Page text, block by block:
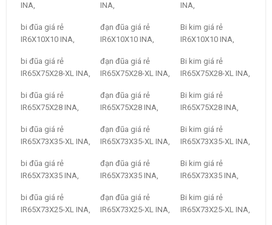
INA,
INA,
INA,
bi đũa giá rẻ
IR6X10X10 INA,
đạn đũa giá rẻ
IR6X10X10 INA,
Bi kim giá rẻ
IR6X10X10 INA,
bi đũa giá rẻ
IR65X75X28-XL INA,
đạn đũa giá rẻ
IR65X75X28-XL INA,
Bi kim giá rẻ
IR65X75X28-XL INA,
bi đũa giá rẻ
IR65X75X28 INA,
đạn đũa giá rẻ
IR65X75X28 INA,
Bi kim giá rẻ
IR65X75X28 INA,
bi đũa giá rẻ
IR65X73X35-XL INA,
đạn đũa giá rẻ
IR65X73X35-XL INA,
Bi kim giá rẻ
IR65X73X35-XL INA,
bi đũa giá rẻ
IR65X73X35 INA,
đạn đũa giá rẻ
IR65X73X35 INA,
Bi kim giá rẻ
IR65X73X35 INA,
bi đũa giá rẻ
IR65X73X25-XL INA,
đạn đũa giá rẻ
IR65X73X25-XL INA,
Bi kim giá rẻ
IR65X73X25-XL INA,